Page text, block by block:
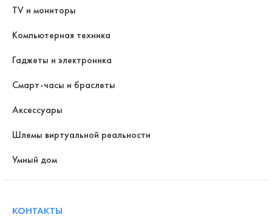
TV и мониторы
Компьютерная техника
Гаджеты и электроника
Смарт-часы и браслеты
Аксессуары
Шлемы виртуальной реальности
Умный дом
КОНТАКТЫ